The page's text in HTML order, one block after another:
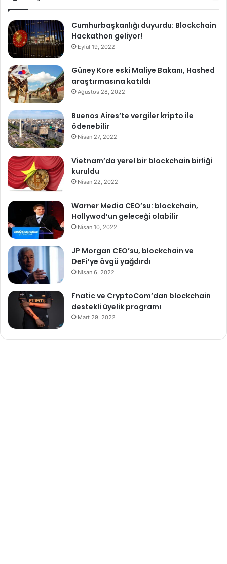
Cumhurbaşkanlığı duyurdu: Blockchain
Hackathon geliyor!
Eylül 19, 2022
Güney Kore eski Maliye Bakanı, Hashed
araştırmasına katıldı
Ağustos 28, 2022
Buenos Aires’te vergiler kripto ile
ödenebilir
Nisan 27, 2022
Vietnam’da yerel bir blockchain birliği
kuruldu
Nisan 22, 2022
Warner Media CEO’su: blockchain,
Hollywod’un geleceği olabilir
Nisan 10, 2022
JP Morgan CEO’su, blockchain ve
DeFi’ye övgü yağdırdı
Nisan 6, 2022
Fnatic ve CryptoCom’dan blockchain
destekli üyelik programı
Mart 29, 2022